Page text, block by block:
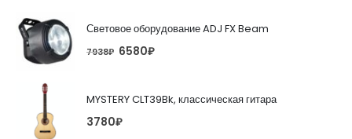
Световое оборудование ADJ FX Beam
7938₽ 6580₽
MYSTERY CLT39Bk, классическая гитара
3780₽